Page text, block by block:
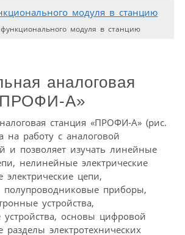
функционального модуля в станцию
аналоговая
А»
станция «ПРОФИ-А» (рис.
на работу с аналоговой
и позволяет изучать линейные
нелинейные электрические
электрические цепи,
полупроводниковые приборы,
устройства,
основы цифровой
разделы электротехнических